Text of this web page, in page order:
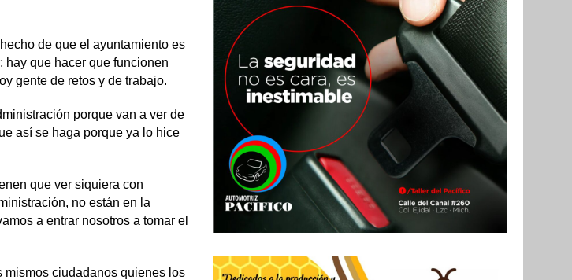
de que el ayuntamiento es
hay que hacer que funcionen
gente de retos y de trabajo.
porque van a ver de
así se haga porque ya lo hice
que ver siquiera con
no están en la
a entrar nosotros a tomar el
mismos ciudadanos quienes los